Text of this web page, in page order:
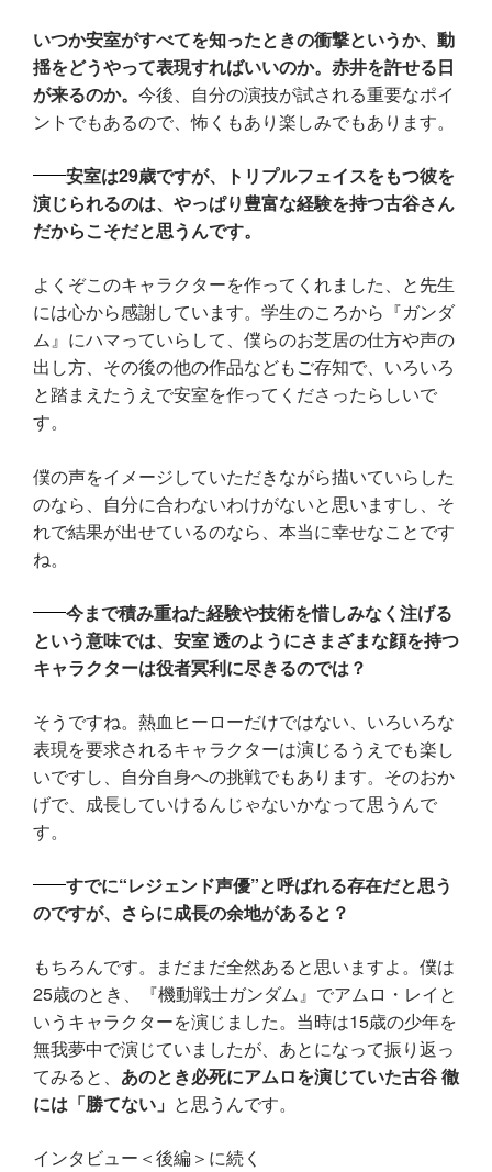
いつか安室がすべてを知ったときの衝撃というか、動
揺をどうやって表現すればいいのか。赤井を許せる日
が来るのか。 今後、自分の演技が試される重要なポイ
ントでもあるので、怖くもあり楽しみでもあります。
安室は29歳ですが、トリプルフェイスをもつ彼を
演じられるのは、やっぱり豊富な経験を持つ古谷さん
だからこそだと思うんです。
よくぞこのキャラクターを作ってくれました、と先生
には心から感謝しています。学生のころから『ガンダ
ム』にハマっていらして、僕らのお芝居の仕方や声の
出し方、その後の他の作品などもご存知で、いろいろ
と踏まえたうえで安室を作ってくださったらしいで
す。
僕の声をイメージしていただきながら描いていらした
のなら、自分に合わないわけがないと思いますし、そ
れで結果が出せているのなら、本当に幸せなことです
ね。
今まで積み重ねた経験や技術を惜しみなく注げる
という意味では、安室 透のようにさまざまな顔を持つ
キャラクターは役者冥利に尽きるのでは？
そうですね。熱血ヒーローだけではない、いろいろな
表現を要求されるキャラクターは演じるうえでも楽し
いですし、自分自身への挑戦でもあります。そのおか
げで、成長していけるんじゃないかなって思うんで
す。
すでに“レジェンド声優”と呼ばれる存在だと思う
のですが、さらに成長の余地があると？
もちろんです。まだまだ全然あると思いますよ。僕は
25歳のとき、『機動戦士ガンダム』でアムロ・レイと
いうキャラクターを演じました。当時は15歳の少年を
無我夢中で演じていましたが、あとになって振り返っ
てみると、 あのとき必死にアムロを演じていた古谷 徹
には「勝てない」 と思うんです。
インタビュー＜後編＞に続く